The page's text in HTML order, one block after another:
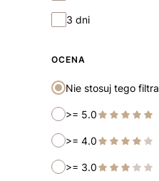
3 dni
OCENA
Nie stosuj tego filtra
>= 5.0
>= 4.0
>= 3.0